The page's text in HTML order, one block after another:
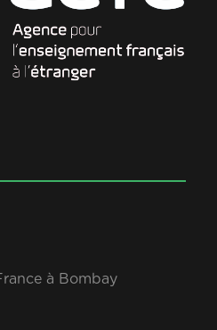
à Bombay